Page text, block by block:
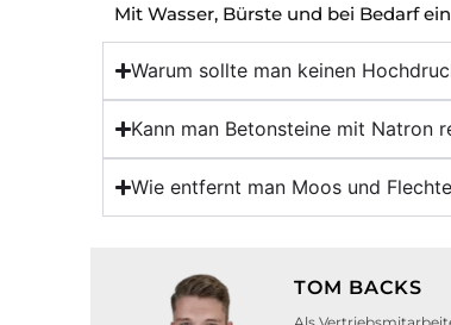
Mit Wasser, Bürste und bei Bedarf
Warum sollte man keinen
Kann man Betonsteine mit Natron
Wie entfernt man Moos und
TOM BACKS